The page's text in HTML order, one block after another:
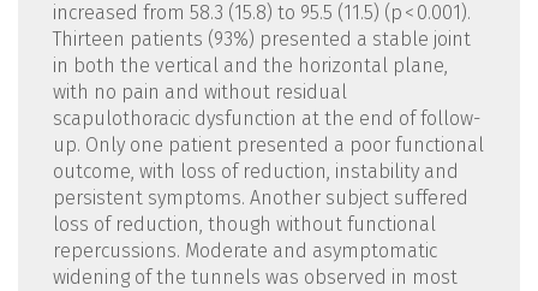
increased from 58.3 (15.8) to 95.5 (11.5) (p < 0.001).
Thirteen patients (93%) presented a stable joint
in both the vertical and the horizontal plane,
with no pain and without residual
scapulothoracic dysfunction at the end of follow-
up. Only one patient presented a poor functional
outcome, with loss of reduction, instability and
persistent symptoms. Another subject suffered
loss of reduction, though without functional
repercussions. Moderate and asymptomatic
widening of the tunnels was observed in most